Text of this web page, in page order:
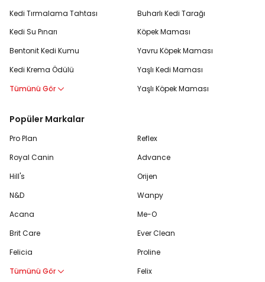
Kedi Tırmalama Tahtası
Kedi Su Pınarı
Bentonit Kedi Kumu
Kedi Krema Ödülü
Tümünü Gör
Buharlı Kedi Tarağı
Köpek Maması
Yavru Köpek Maması
Yaşlı Kedi Maması
Yaşlı Köpek Maması
Popüler Markalar
Pro Plan
Royal Canin
Hill's
N&D
Acana
Brit Care
Felicia
Tümünü Gör
Reflex
Advance
Orijen
Wanpy
Me-O
Ever Clean
Proline
Felix